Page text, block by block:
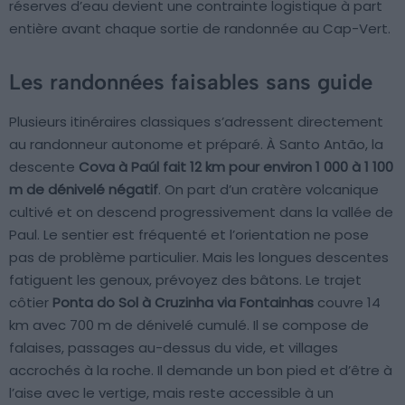
réserves d’eau devient une contrainte logistique à part
entière avant chaque sortie de randonnée au Cap-Vert.
Les randonnées faisables sans guide
Plusieurs itinéraires classiques s’adressent directement
au randonneur autonome et préparé. À Santo Antão, la
descente Cova à Paúl fait 12 km pour environ 1 000 à 1 100
m de dénivelé négatif. On part d’un cratère volcanique
cultivé et on descend progressivement dans la vallée de
Paul. Le sentier est fréquenté et l’orientation ne pose
pas de problème particulier. Mais les longues descentes
fatiguent les genoux, prévoyez des bâtons. Le trajet
côtier Ponta do Sol à Cruzinha via Fontainhas couvre 14
km avec 700 m de dénivelé cumulé. Il se compose de
falaises, passages au-dessus du vide, et villages
accrochés à la roche. Il demande un bon pied et d’être à
l’aise avec le vertige, mais reste accessible à un